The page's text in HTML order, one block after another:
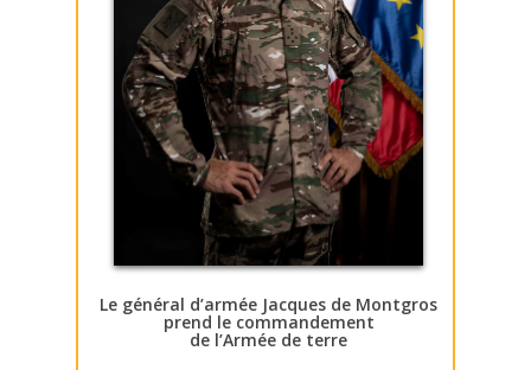
Le général d’armée Jacques de Montgros
prend le commandement
de l’Armée de terre